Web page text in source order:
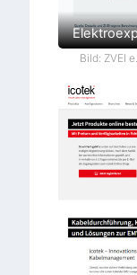
Bild: ZVEI